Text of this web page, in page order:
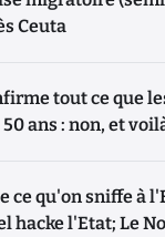
Ceuta
tout ce que
ans : non, et
ce qu'on sniffe à
hacke l'Etat; Le